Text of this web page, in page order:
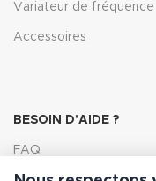
Variateur de fréquence
Accessoires
BESOIN D'AIDE ?
FAQ